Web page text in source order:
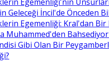
Geleceği İncil'de Önceden
Egemenliği: Kral'dan Bir
Muhammed'den Bahsediyor
Gibi Olan Bir